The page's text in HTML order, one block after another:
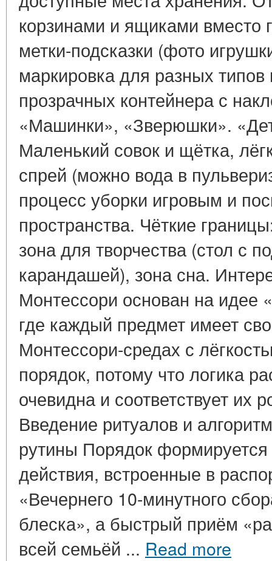
корзинами и ящиками вместо
метки-подсказки (фото
маркировка для разных
прозрачных контейнера с
«Машинки», «Зверюшки».
Маленький совок и щётка,
спрей (можно вода в
процесс уборки игровым и
пространства. Чёткие
зона для творчества (стол с
карандашей), зона сна.
Монтессори основан на идее
где каждый предмет имеет
Монтессори-средах с
порядок, потому что логика
очевидна и соответствует их
Введение ритуалов и
рутины Порядок
действия, встроенные в
«Вечернего 10-минутного
блеска», а быстрый приём
всей семьёй ... Read more